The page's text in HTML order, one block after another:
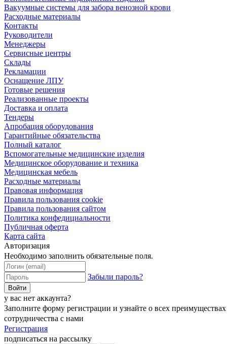
Вакуумные системы для забора венозной крови
Расходные материалы
Контакты
Руководители
Менеджеры
Сервисные центры
Склады
Рекламации
Оснащение ЛПУ
Готовые решения
Реализованные проекты
Доставка и оплата
Тендеры
Апробация оборудования
Гарантийные обязательства
Полный каталог
Вспомогательные медицинские изделия
Медицинское оборудование и техника
Медицинская мебель
Расходные материалы
Правовая информация
Правила пользования cookie
Правила пользования сайтом
Политика конфедициальности
Публичная оферта
Карта сайта
Авторизация
Необходимо заполнить обязательные поля.
Забыли пароль?
Войти
у вас нет аккаунта?
Заполните форму регистрации и узнайте о всех преимуществах
сотрудничества с нами
Регистрация
подписаться на рассылку